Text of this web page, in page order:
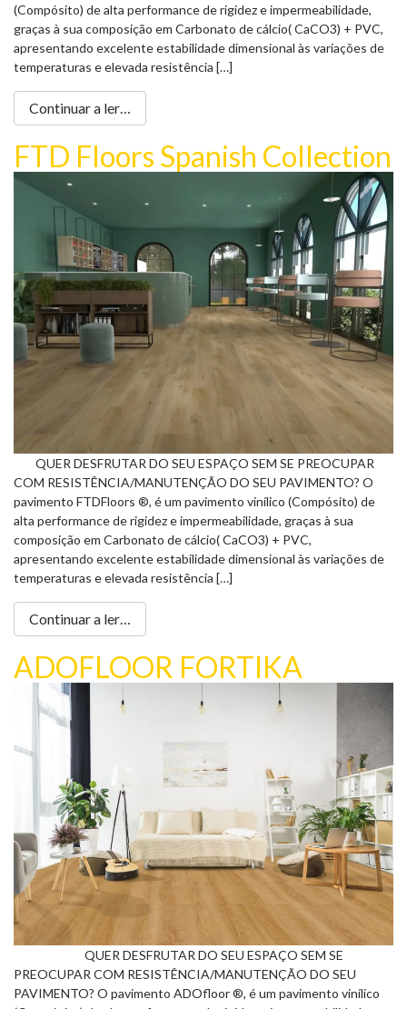
(Compósito) de alta performance de rigidez e impermeabilidade,
graças à sua composição em Carbonato de cálcio( CaCO3) + PVC,
apresentando excelente estabilidade dimensional às variações de
temperaturas e elevada resistência […]
Continuar a ler…
FTD Floors Spanish Collection
QUER DESFRUTAR DO SEU ESPAÇO SEM SE PREOCUPAR
COM RESISTÊNCIA/MANUTENÇÃO DO SEU PAVIMENTO? O
pavimento FTDFloors ®, é um pavimento vinílico (Compósito) de
alta performance de rigidez e impermeabilidade, graças à sua
composição em Carbonato de cálcio( CaCO3) + PVC,
apresentando excelente estabilidade dimensional às variações de
temperaturas e elevada resistência […]
Continuar a ler…
ADOFLOOR FORTIKA
QUER DESFRUTAR DO SEU ESPAÇO SEM SE
PREOCUPAR COM RESISTÊNCIA/MANUTENÇÃO DO SEU
PAVIMENTO? O pavimento ADOfloor ®, é um pavimento vinílico